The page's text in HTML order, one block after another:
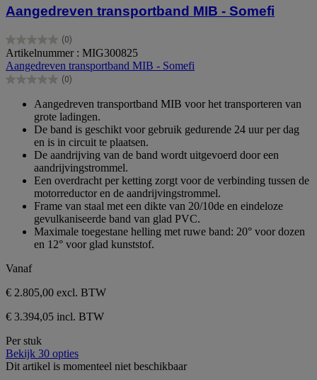
Aangedreven transportband MIB - Somefi
(0)
0.0
van
de
5
Artikelnummer : MIG300825
Aangedreven transportband MIB - Somefi
(0)
0.0
sterren.
Aangedreven transportband MIB voor het transporteren van
grote ladingen.
De band is geschikt voor gebruik gedurende 24 uur per dag
en is in circuit te plaatsen.
De aandrijving van de band wordt uitgevoerd door een
aandrijvingstrommel.
Een overdracht per ketting zorgt voor de verbinding tussen de
motorreductor en de aandrijvingstrommel.
Frame van staal met een dikte van 20/10de en eindeloze
gevulkaniseerde band van glad PVC.
Maximale toegestane helling met ruwe band: 20° voor dozen
en 12° voor glad kunststof.
Vanaf
€ 2.805,00 excl. BTW
€ 3.394,05 incl. BTW
Per stuk
Bekijk 30 opties
Dit artikel is momenteel niet beschikbaar